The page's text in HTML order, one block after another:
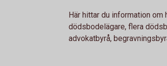
Här hittar du information
dödsbodelägare, flera
advokatbyrå,